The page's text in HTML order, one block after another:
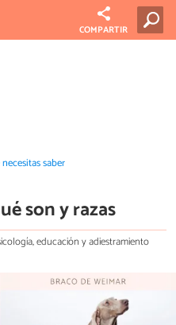
COMPARTIR
saber
son y razas
educación y adiestramiento